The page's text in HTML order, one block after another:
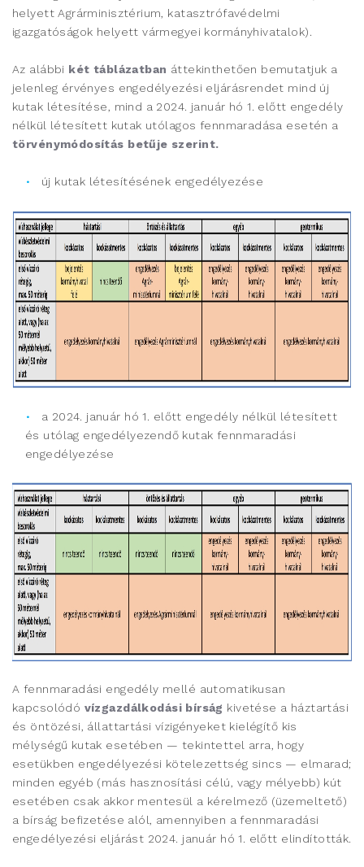
helyett Agrárminisztérium, katasztrófavédelmi
igazgatóságok helyett vármegyei kormányhivatalok).
Az alábbi két táblázatban áttekinthetően bemutatjuk a
jelenleg érvényes engedélyezési eljárásrendet mind új
kutak létesítése, mind a 2024. január hó 1. előtt engedély
nélkül létesített kutak utólagos fennmaradása esetén a
törvénymódosítás betűje szerint.
új kutak létesítésének engedélyezése
a 2024. január hó 1. előtt engedély nélkül létesített
és utólag engedélyezendő kutak fennmaradási
engedélyezése
A fennmaradási engedély mellé automatikusan
kapcsolódó vízgazdálkodási bírság kivetése a háztartási
és öntözési, állattartási vízigényeket kielégítő kis
mélységű kutak esetében — tekintettel arra, hogy
esetükben engedélyezési kötelezettség sincs — elmarad;
minden egyéb (más hasznosítási célú, vagy mélyebb) kút
esetében csak akkor mentesül a kérelmező (üzemeltető)
a bírság befizetése alól, amennyiben a fennmaradási
engedélyezési eljárást 2024. január hó 1. előtt elindították.